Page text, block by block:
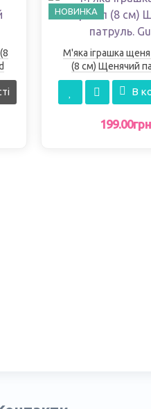
НОВИНКА
М'яка іграшка
(8 см) Щенячий
Gund
В